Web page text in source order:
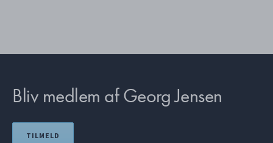
Bliv medlem af Georg Jensen
TILMELD